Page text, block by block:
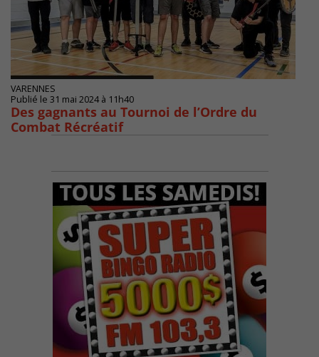
VARENNES
Publié le 31 mai 2024 à 11h40
Des gagnants au Tournoi de l’Ordre du
Combat Récréatif